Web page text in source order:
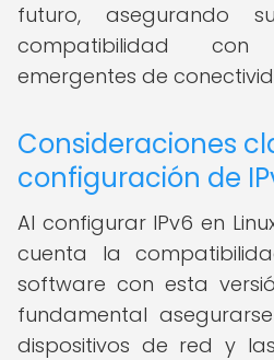
futuro, asegurando
compatibilidad
emergentes de
Consideraciones
configuración de
Al configurar IPv6 en
cuenta la
software con esta
fundamental
dispositivos de red y